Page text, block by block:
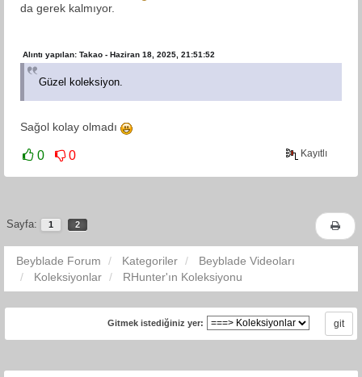
da gerek kalmıyor.
Alıntı yapılan: Takao - Haziran 18, 2025, 21:51:52
Güzel koleksiyon.
Sağol kolay olmadı
0 0 Kayıtlı
Sayfa: 1 2
Beyblade Forum Kategoriler
Beyblade Videoları
Koleksiyonlar
RHunter'ın Koleksiyonu
Gitmek istediğiniz yer: